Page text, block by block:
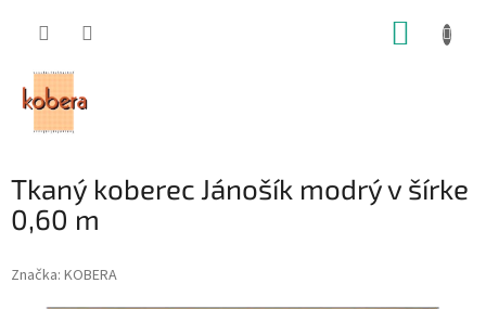
Tkaný koberec Jánošík modrý v šírke
0,60 m
Značka: KOBERA